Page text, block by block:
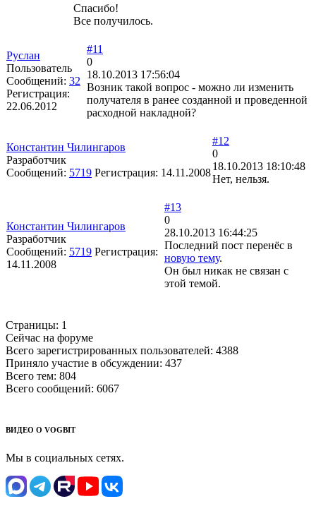
Спасибо!
Все получилось.
Руслан
Пользователь
Сообщений: 32
Регистрация:
22.06.2012
#11
0
18.10.2013 17:56:04
Возник такой вопрос - можно ли изменить
получателя в ранее созданной и проведенной
расходной накладной?
Константин Чилингаров
Разработчик
Сообщений: 5719 Регистрация: 14.11.2008
#12
0
18.10.2013 18:10:48
Нет, нельзя.
Константин Чилингаров
Разработчик
Сообщений: 5719 Регистрация:
14.11.2008
#13
0
28.10.2013 16:44:25
Последний пост перенёс в
новую тему.
Он был никак не связан с
этой темой.
Страницы: 1
Сейчас на форуме
Всего зарегистрированных пользователей: 4388
Приняло участие в обсуждении: 437
Всего тем: 804
Всего сообщений: 6067
ВИДЕО О VOGBIT
Мы в социальных сетях.